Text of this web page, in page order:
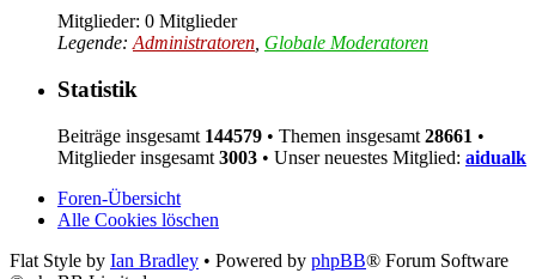
Mitglieder: 0 Mitglieder
Legende: Administratoren Globale Moderatoren
Statistik
Beiträge insgesamt 144579 • Themen insgesamt 28661 •
Mitglieder insgesamt 3003 • Unser neuestes Mitglied: aidualk
Foren-Übersicht
Alle Cookies löschen
Flat Style by Ian Bradley • Powered by phpBB® Forum Software